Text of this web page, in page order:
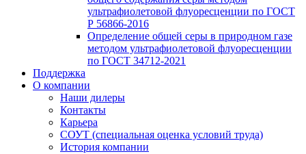
ультрафиолетовой флуоресценции по ГОСТ
Р 56866-2016
Определение общей серы в природном газе
методом ультрафиолетовой флуоресценции
по ГОСТ 34712-2021
Поддержка
О компании
Наши дилеры
Контакты
Карьера
СОУТ (специальная оценка условий труда)
История компании